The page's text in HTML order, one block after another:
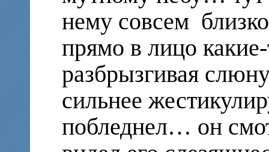
нему совсем
прямо в лицо
разбрызгивая
сильнее
побледнел… он